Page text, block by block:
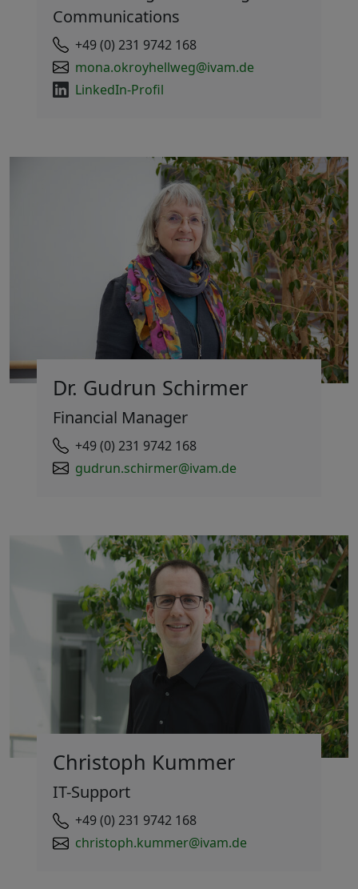
Communications
+49 (0) 231 9742 168
mona.okroyhellweg@ivam.de
LinkedIn-Profil
Dr. Gudrun Schirmer
Financial Manager
+49 (0) 231 9742 168
gudrun.schirmer@ivam.de
Christoph Kummer
IT-Support
+49 (0) 231 9742 168
christoph.kummer@ivam.de